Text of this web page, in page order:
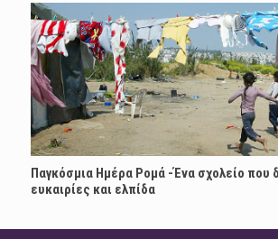
Παγκόσμια Ημέρα Ρομά -Ένα σχολείο που
ευκαιρίες και ελπίδα